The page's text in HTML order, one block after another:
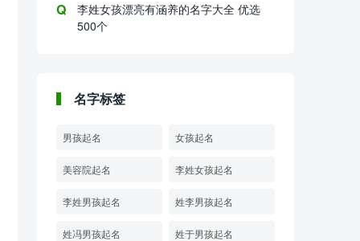
李姓女孩漂亮有涵养的名字大全 优选
500个
名字标签
男孩起名 女孩起名
美容院起名 李姓女孩起名
李姓男孩起名 姓李男孩起名
姓冯男孩起名 姓于男孩起名